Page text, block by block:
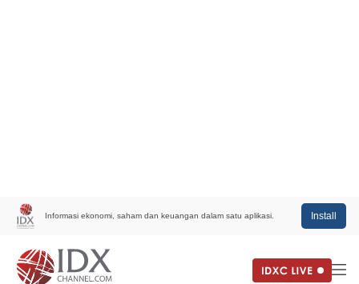
Informasi ekonomi, saham dan keuangan dalam satu aplikasi. Install